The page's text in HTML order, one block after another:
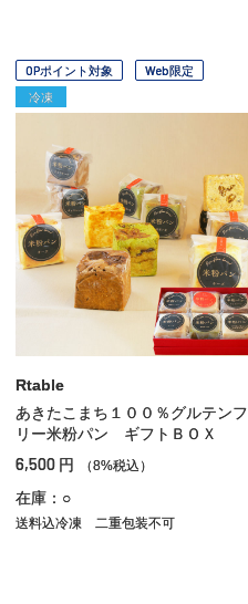
OPポイント対象
Web限定
冷凍
Rtable
あきたこまち１００％グルテンフ
リー米粉パン ギフトＢＯＸ
6,500 円 （8%税込）
在庫：○
送料込冷凍 二重包装不可